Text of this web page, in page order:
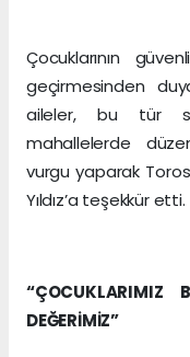
Çocuklarının
geçirmesinden
aileler, bu tür
mahallelerde
vurgu yaparak
Yıldız’a teşekkür etti.
“ÇOCUKLARIMIZ
DEĞERİMİZ”